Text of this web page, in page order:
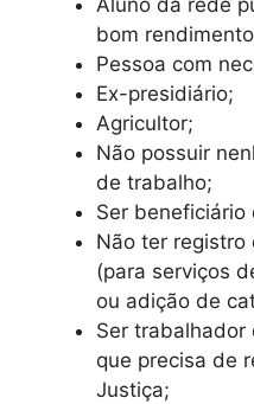
bom
Pessoa com
Ex-presidiário;
Agricultor;
Não possuir
de trabalho;
Ser beneficiário
Não ter
(para serviços
ou adição de
Ser
que precisa de
Justiça;